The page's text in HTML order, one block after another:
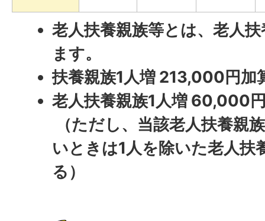
老人扶養親族等とは、老人
ます。
扶養親族1人増 213,000円加
老人扶養親族1人増 60,000
（ただし、当該老人扶養親
いときは1人を除いた老人扶
る）